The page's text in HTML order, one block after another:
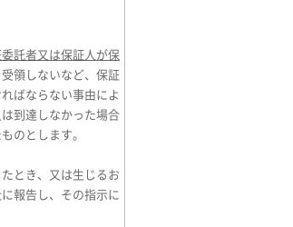
託者又は保証人が保
領しないなど、保証
ばならない事由によ
到達しなかった場合
のとします。
とき、又は生じるお
報告し、その指示に